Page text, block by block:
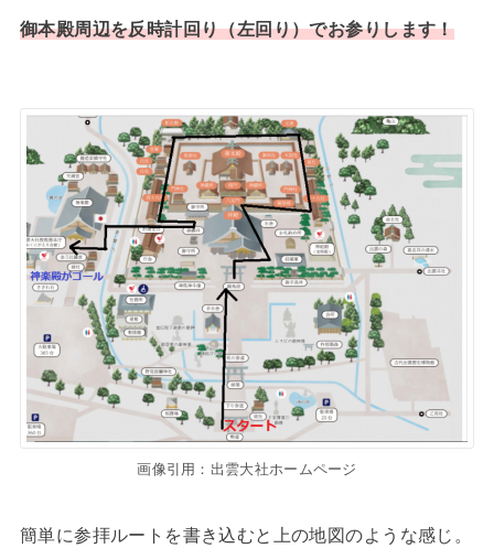
御本殿周辺を反時計回り（左回り）でお参りします！
画像引用：出雲大社ホームページ
簡単に参拝ルートを書き込むと上の地図のような感じ。